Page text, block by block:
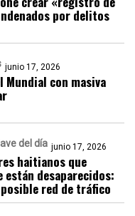
por delitos
junio 17, 2026
Mundial con masiva
del día junio 17, 2026
haitianos que
están desaparecidos:
red de tráfico